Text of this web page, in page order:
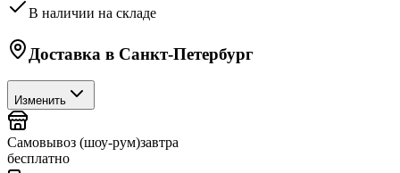
В наличии на складе
Доставка в Санкт-Петербург
Изменить
Самовывоз (шоу-рум)завтра
бесплатно